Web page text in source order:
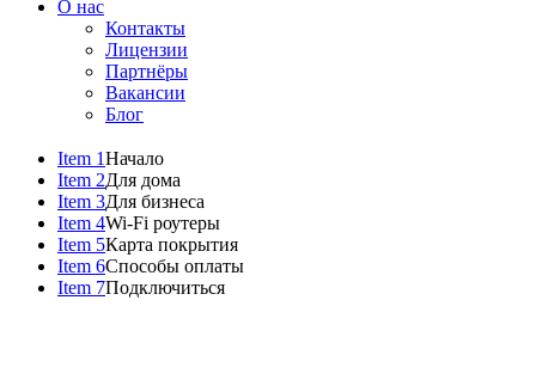
О нас
Контакты
Лицензии
Партнёры
Вакансии
Блог
Item 1Начало
Item 2Для дома
Item 3Для бизнеса
Item 4Wi-Fi роутеры
Item 5Карта покрытия
Item 6Способы оплаты
Item 7Подключиться